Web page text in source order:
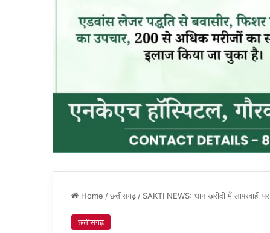
Home /छत्तीसगढ़ / SAKTI NEWS: धान खरीदी में लापरवाही पर
छत्तीसगढ़